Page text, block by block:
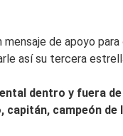
mensaje de apoyo
así su tercera
dentro y fuera
campeón de